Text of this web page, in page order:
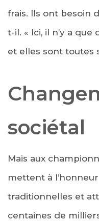
frais. Ils ont besoin
t-il. « Ici, il n’y a
et elles sont toutes
sociétal
Mais aux
mettent à
traditionnelles et
centaines de